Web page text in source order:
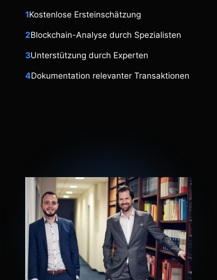
1Kostenlose Ersteinschätzung
2Blockchain-Analyse durch Spezialisten
3Unterstützung durch Experten
4Dokumentation relevanter Transaktionen